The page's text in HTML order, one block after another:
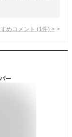
めコメント (1 件) >
ー